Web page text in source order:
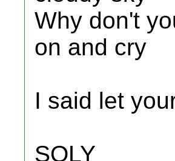
Why don't
on and cry
I said let
SOLY